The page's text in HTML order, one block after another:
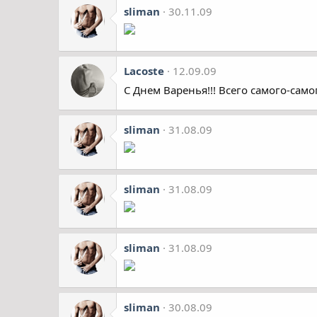
sliman 30.11.09
Lacoste
12.09.09
С Днем Варенья!!! Всего самого-
sliman 31.08.09
sliman 31.08.09
sliman 31.08.09
sliman 30.08.09